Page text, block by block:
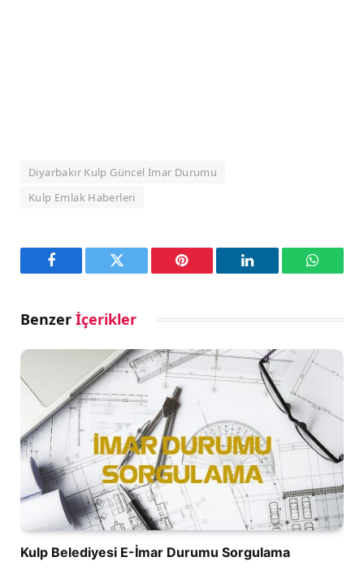
Diyarbakır Kulp Güncel İmar Durumu
Kulp Emlak Haberleri
Facebook Twitter Pinterest LinkedIn
Benzer İçerikler
Kulp Belediyesi E-İmar Durumu Sorgulama